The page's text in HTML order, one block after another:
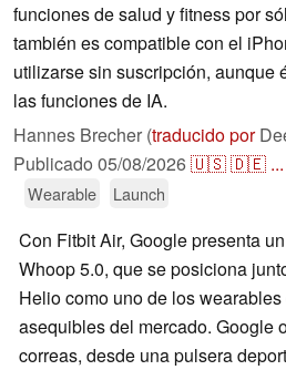
funciones de salud y fitness por
también es compatible con el
utilizarse sin suscripción, aunque
las funciones de IA.
Hannes Brecher (traducido por
Publicado 05/08/2026🇺🇸🇩🇪 ...
Wearable Launch
Con Fitbit Air, Google presenta
Whoop 5.0, que se posiciona
Helio como uno de los
asequibles del mercado. Google
correas, desde una pulsera